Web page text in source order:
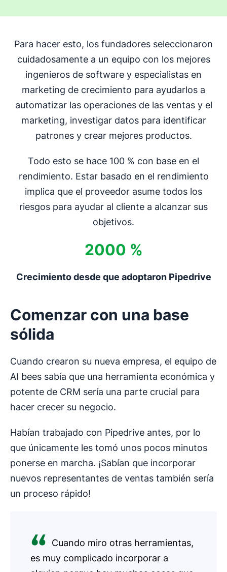
Para hacer esto, los fundadores seleccionaron
cuidadosamente a un equipo con los mejores
ingenieros de software y especialistas en
marketing de crecimiento para ayudarlos a
automatizar las operaciones de las ventas y el
marketing, investigar datos para identificar
patrones y crear mejores productos.
Todo esto se hace 100 % con base en el
rendimiento. Estar basado en el rendimiento
implica que el proveedor asume todos los
riesgos para ayudar al cliente a alcanzar sus
objetivos.
2000 %
Crecimiento desde que adoptaron Pipedrive
Comenzar con una base
sólida
Cuando crearon su nueva empresa, el equipo de
AI bees sabía que una herramienta económica y
potente de CRM sería una parte crucial para
hacer crecer su negocio.
Habían trabajado con Pipedrive antes, por lo
que únicamente les tomó unos pocos minutos
ponerse en marcha. ¡Sabían que incorporar
nuevos representantes de ventas también sería
un proceso rápido!
Cuando miro otras herramientas,
es muy complicado incorporar a